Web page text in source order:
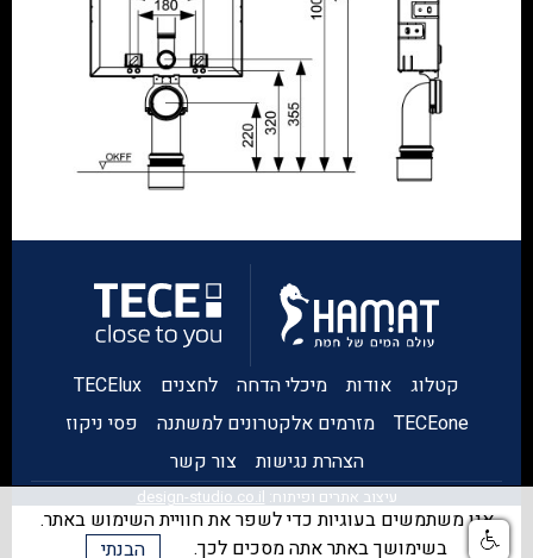
קטלוג אודות מיכלי הדחה לחצנים
TECElux
TECEone
מזרמים אלקטרונים למשתנה
פסי ניקוז
הצהרת נגישות
צור קשר
עיצוב אתרים ופיתוח: design-studio.co.il
אנו משתמשים בעוגיות כדי לשפר את חוויית השימוש באתר.
בשימושך באתר אתה מסכים לכך.
הבנתי